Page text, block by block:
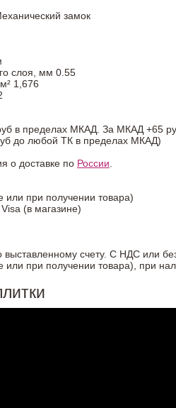
замок
слоя, мм 0.55
1,676
в пределах МКАД. За МКАД +65
до любой ТК в пределах МКАД)
о доставке по России.
или при получении товара)
(в магазине)
выставленному счету. С НДС или
при получении товара), при